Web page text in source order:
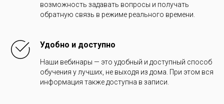
возможность задавать вопросы и получать
обратную связь в режиме реального времени.
Удобно и доступно
Наши вебинары — это удобный и доступный способ
обучения у лучших, не выходя из дома. При этом вся
информация также доступна в записи.